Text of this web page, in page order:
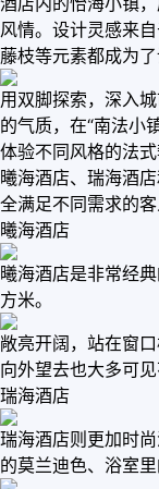
风情。设计灵感来
藤枝等元素都成为
用双脚探索，深入
的气质，在“南法小
体验不同风格的法
曦海酒店、瑞海酒
全满足不同需求的客
曦海酒店
曦海酒店是非常经
方米。
敞亮开阔，站在窗
向外望去也大多可
瑞海酒店
瑞海酒店则更加时
的莫兰迪色、浴室